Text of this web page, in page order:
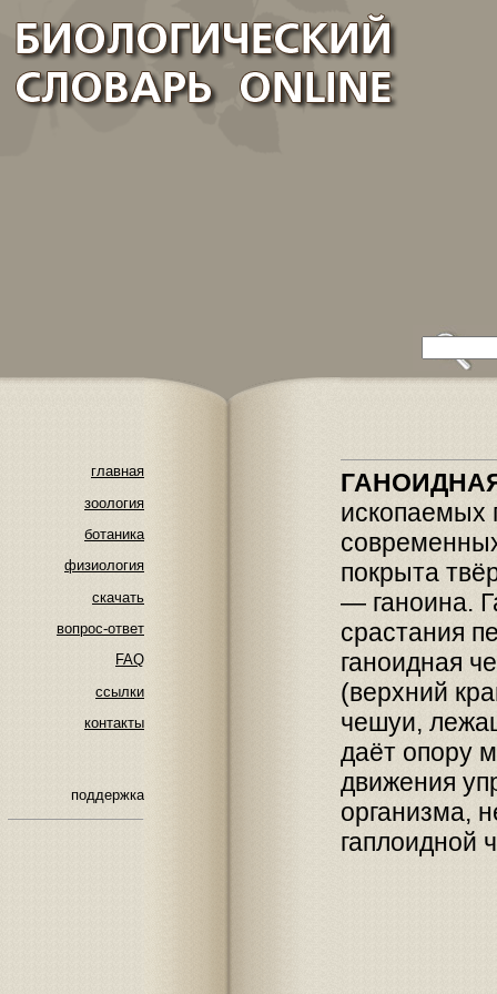
главная
зоология
ботаника
физиология
скачать
вопрос-ответ
FAQ
ссылки
контакты
поддержка
ископаемых
покрыта
— ганоина.
срастания
ганоидная
(верхний
чешуи,
даёт опору
движения
организма,
гаплоидной